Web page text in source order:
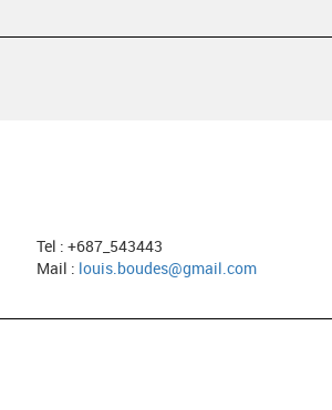
Tel : +687_543443
Mail : louis.boudes@gmail.com